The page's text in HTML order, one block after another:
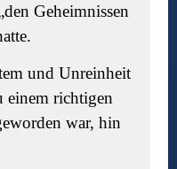
Geheimnissen
und Unreinheit
einem richtigen
war, hin